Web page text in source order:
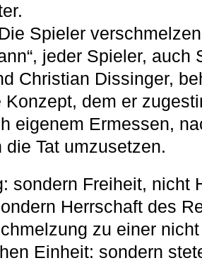
Die Spieler
jeder Spieler, auch
Christian Dissinger,
Konzept, dem er
eigenem Ermessen,
die Tat umzusetzen.
sondern Freiheit, nicht
Herrschaft des
zu einer
Einheit: sondern